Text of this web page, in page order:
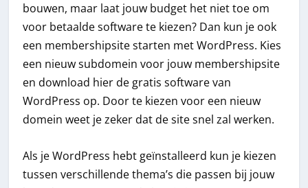
bouwen, maar laat jouw budget het niet toe om
voor betaalde software te kiezen? Dan kun je ook
een membershipsite starten met WordPress. Kies
een nieuw subdomein voor jouw membershipsite
en download hier de gratis software van
WordPress op. Door te kiezen voor een nieuw
domein weet je zeker dat de site snel zal werken.
Als je WordPress hebt geïnstalleerd kun je kiezen
tussen verschillende thema’s die passen bij jouw